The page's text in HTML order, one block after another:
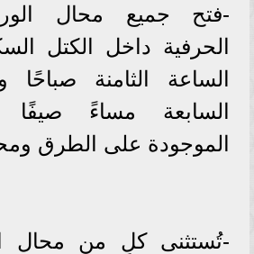
-فتح جميع محال
الحرفية داخل الكتل
الساعة الثامنة صباحًا
السابعة مساءً
الموجودة على الطرق
-تُستثنى كلٍ من محال